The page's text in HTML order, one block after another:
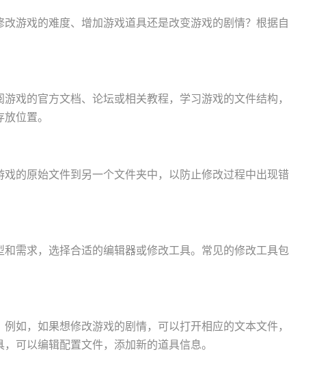
游戏的难度、增加游戏道具还是改变游戏的剧情？根据自
戏的官方文档、论坛或相关教程，学习游戏的文件结构，
位置。
的原始文件到另一个文件夹中，以防止修改过程中出现错
需求，选择合适的编辑器或修改工具。常见的修改工具包
如，如果想修改游戏的剧情，可以打开相应的文本文件，
可以编辑配置文件，添加新的道具信息。